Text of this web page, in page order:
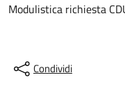
Modulistica richiesta
Condividi